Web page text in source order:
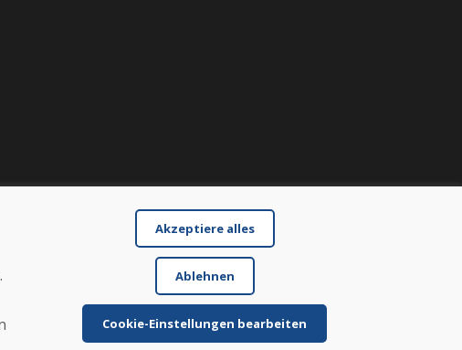
Akzeptiere alles
Ablehnen
Cookie-Einstellungen bearbeiten